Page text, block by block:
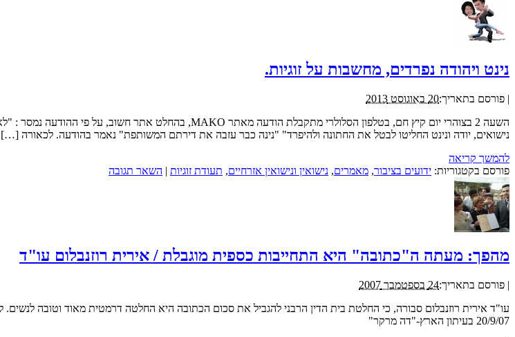
נינט ויהודה נפרדים, מחשבות על זוגיות.
| פורסם בתאריך:20 באוגוסט 2013
נישואים, יודה ונינט החליטו לבטל את החתונה ולהיפרד" "נינה כבר עזבה את דירתם המשותפת" נאמר בהודעה. לכאורה […]
להמשך קריאה
פורסם בקטגוריות: ידועים בציבור, מאמרים, נישואין ונישואין אזרחיים, תעודת זוגיות | השאר תגובה
מהפך: מעתה ה"כתובה" היא התחייבות כספית מוגבלת / אירית רוזנבלום עו"ד
| פורסם בתאריך:24 בספטמבר 2007
עו"ד אירית רוזנבלום סבורה, כי החלטת בית הדין הרבני להגביל את סכום הכתובה היא החלטה דרמטית מאוד וטובה
20/9/07 בעיתון הארץ-"דה מרקר"